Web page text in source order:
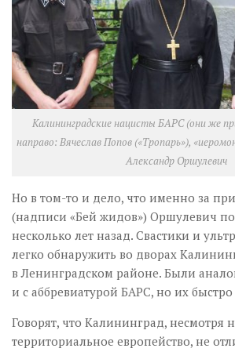
Калининградские нацисты БАРС (они же
направо: Вячеслав Попов («Тропарь»),
Александр Оршулевич
Но в том-то и дело, что именно за
(надписи «Бей жидов») Оршулевич
несколько лет назад. Свастики и
легко обнаружить во дворах
в Ленинградском районе. Были
и с аббревиатурой БАРС, но их быстро
Говорят, что Калининград, несмотря
территориальное европейство, не